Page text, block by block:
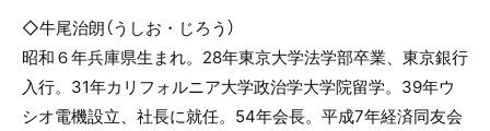
◇牛尾治朗（うしお・じろう）
昭和６年兵庫県生まれ。 28年東京大学法学部卒業、東京銀行
入行。 31年カリフォルニア大学政治学大学院留学。 39年ウ
シオ電機設立、社長に就任。 54年会長。平成7年経済同友会